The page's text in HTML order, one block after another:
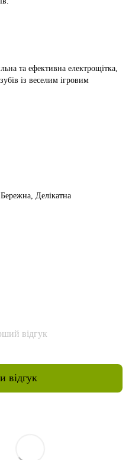
та ефективна електрощітка,
із веселим ігровим
Делікатна
відгук
відгук